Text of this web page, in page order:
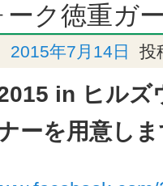
ーク徳重ガ
2015年7月14日 投
in ヒルズ
ーを用意しま